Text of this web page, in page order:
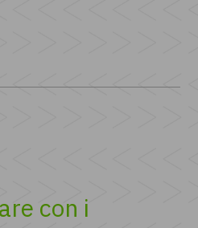
con i